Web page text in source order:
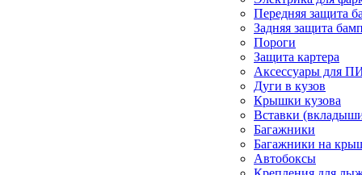
Передняя защита
Задняя защита
Пороги
Защита картера
Аксессуары для
Дуги в кузов
Крышки кузова
Вставки
Багажники
Багажники на
Автобоксы